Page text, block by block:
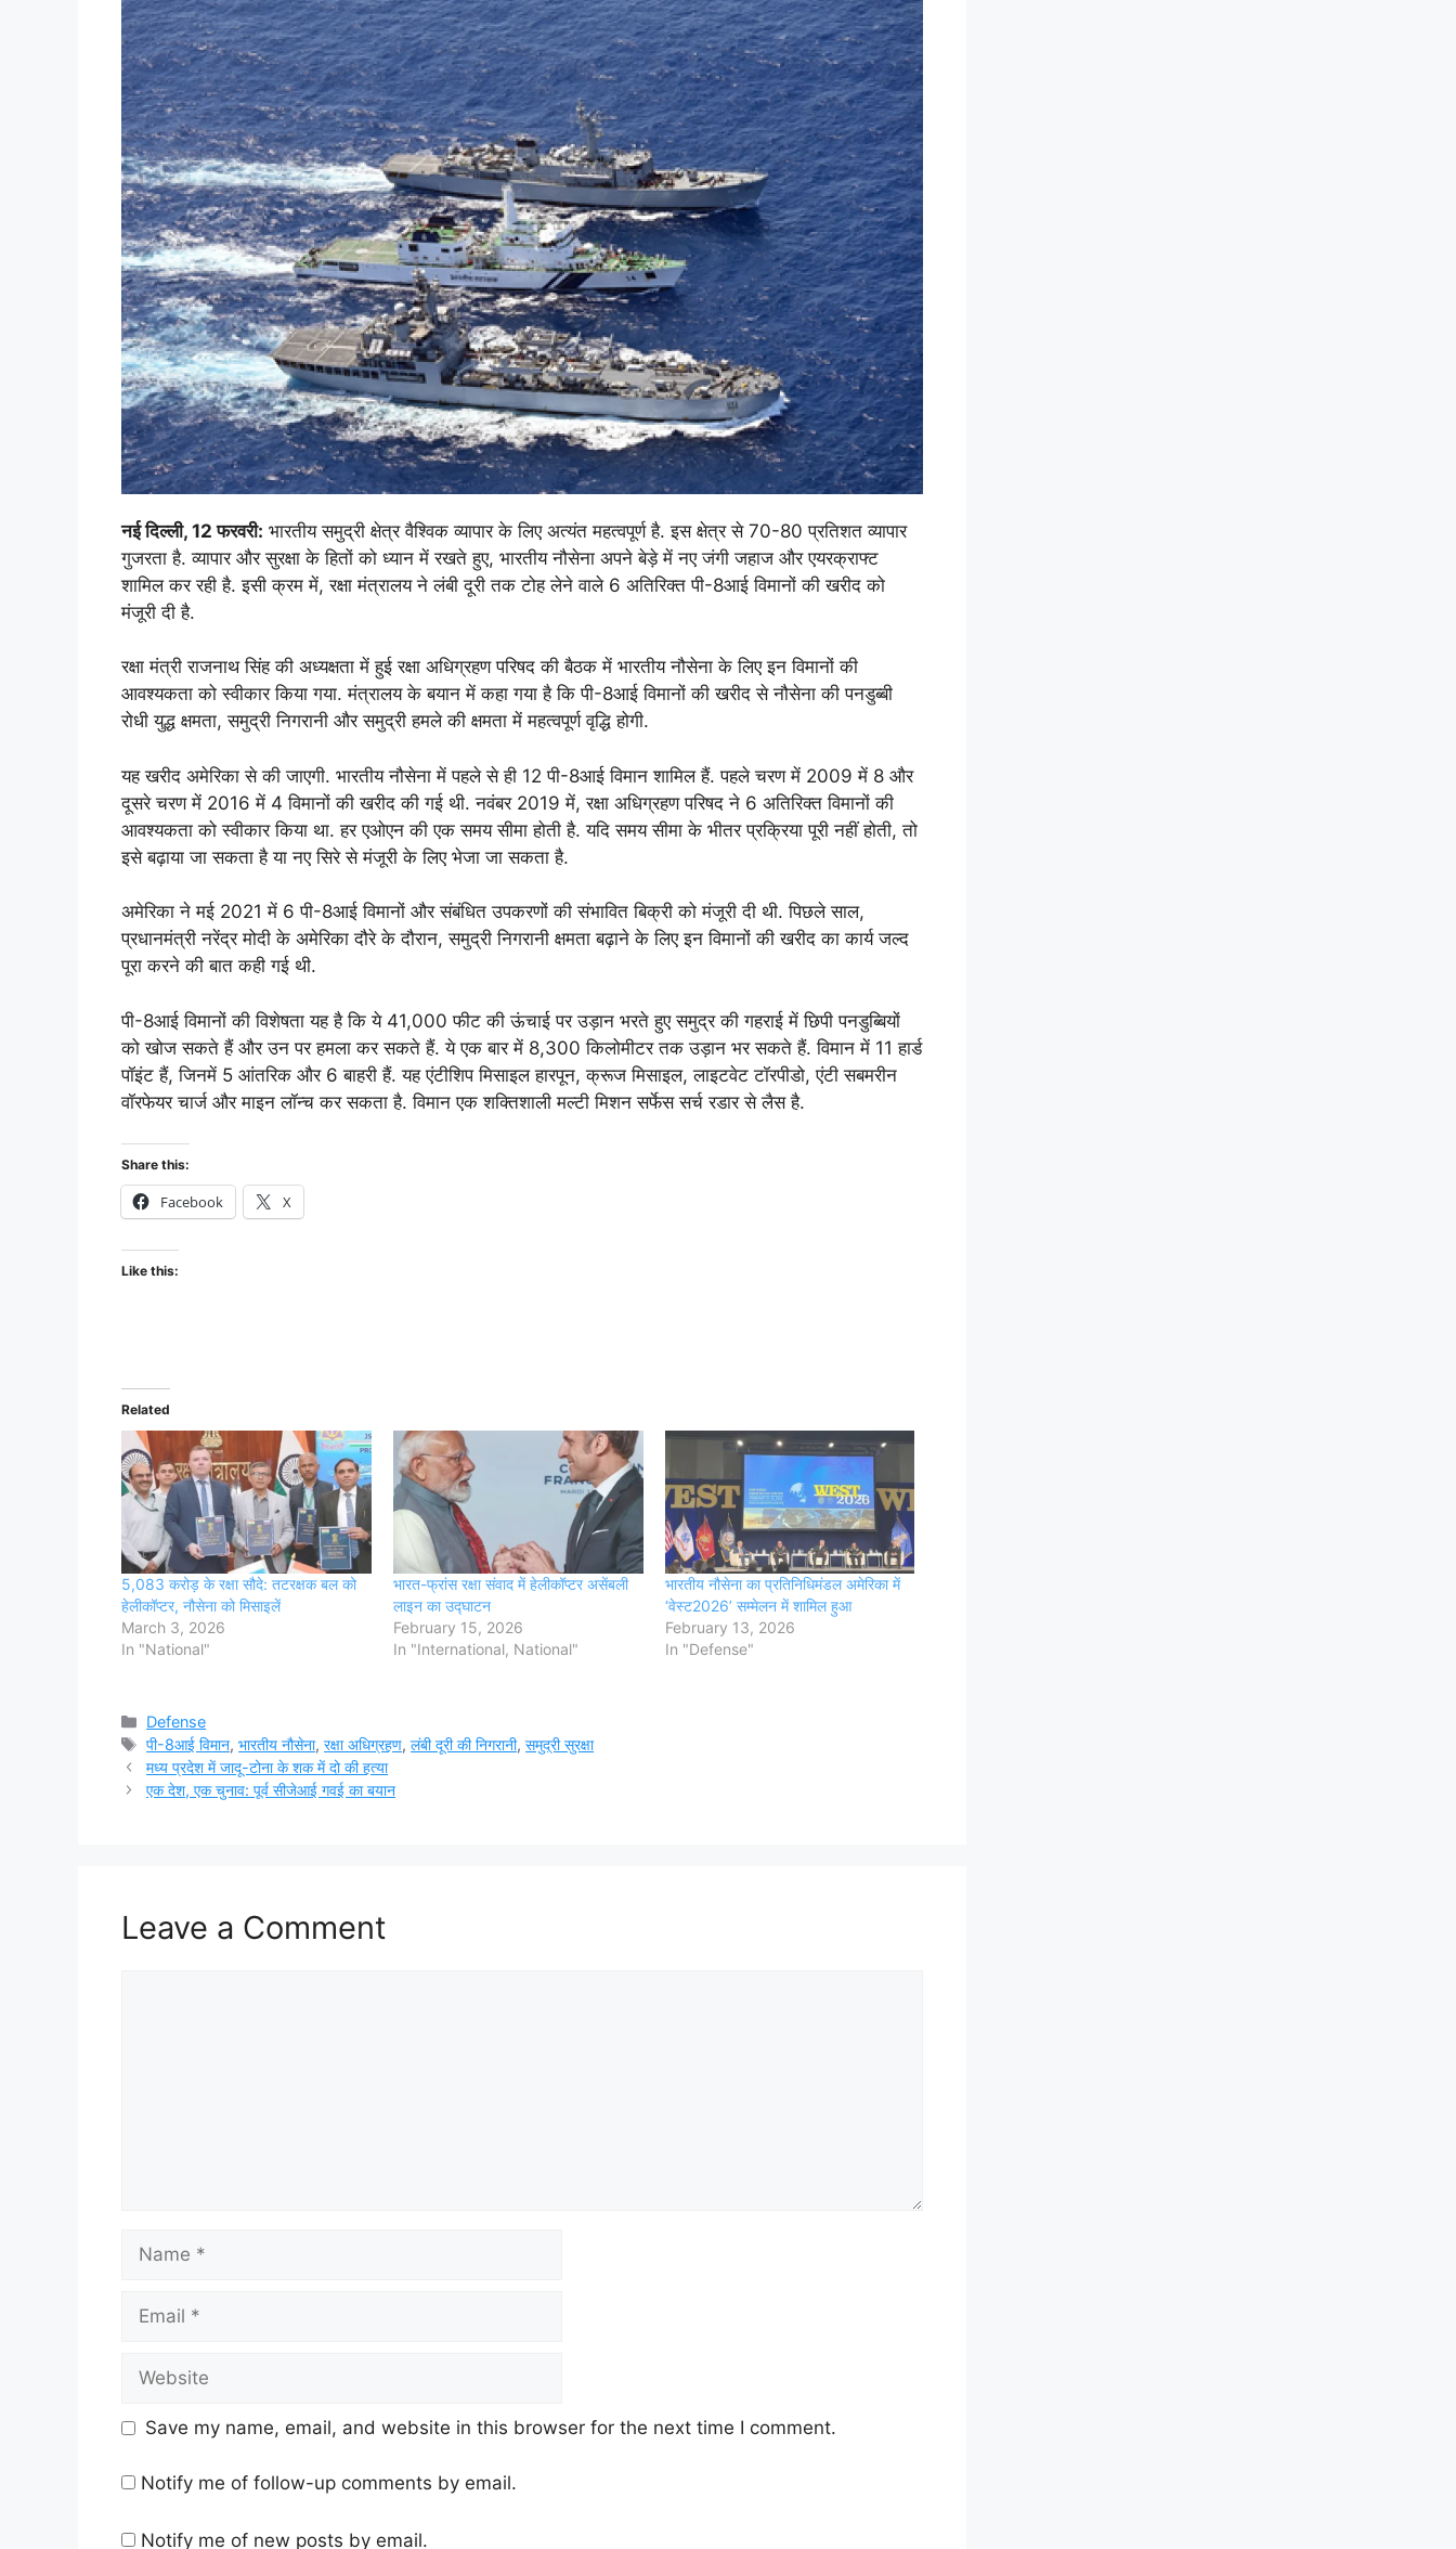
नई दिल्ली, 12 फरवरी: भारतीय समुद्री क्षेत्र वैश्विक व्यापार के लिए अत्यंत महत्वपूर्ण है. इस क्षेत्र से 70-80 प्रतिशत व्यापार
गुजरता है. व्यापार और सुरक्षा के हितों को ध्यान में रखते हुए, भारतीय नौसेना अपने बेड़े में नए जंगी जहाज और एयरक्राफ्ट
शामिल कर रही है. इसी क्रम में, रक्षा मंत्रालय ने लंबी दूरी तक टोह लेने वाले 6 अतिरिक्त पी-8आई विमानों की खरीद को
मंजूरी दी है.
रक्षा मंत्री राजनाथ सिंह की अध्यक्षता में हुई रक्षा अधिग्रहण परिषद की बैठक में भारतीय नौसेना के लिए इन विमानों की
आवश्यकता को स्वीकार किया गया. मंत्रालय के बयान में कहा गया है कि पी-8आई विमानों की खरीद से नौसेना की पनडुब्बी
रोधी युद्ध क्षमता, समुद्री निगरानी और समुद्री हमले की क्षमता में महत्वपूर्ण वृद्धि होगी.
यह खरीद अमेरिका से की जाएगी. भारतीय नौसेना में पहले से ही 12 पी-8आई विमान शामिल हैं. पहले चरण में 2009 में 8 और
दूसरे चरण में 2016 में 4 विमानों की खरीद की गई थी. नवंबर 2019 में, रक्षा अधिग्रहण परिषद ने 6 अतिरिक्त विमानों की
आवश्यकता को स्वीकार किया था. हर एओएन की एक समय सीमा होती है. यदि समय सीमा के भीतर प्रक्रिया पूरी नहीं होती, तो
इसे बढ़ाया जा सकता है या नए सिरे से मंजूरी के लिए भेजा जा सकता है.
अमेरिका ने मई 2021 में 6 पी-8आई विमानों और संबंधित उपकरणों की संभावित बिक्री को मंजूरी दी थी. पिछले साल,
प्रधानमंत्री नरेंद्र मोदी के अमेरिका दौरे के दौरान, समुद्री निगरानी क्षमता बढ़ाने के लिए इन विमानों की खरीद का कार्य जल्द
पूरा करने की बात कही गई थी.
पी-8आई विमानों की विशेषता यह है कि ये 41,000 फीट की ऊंचाई पर उड़ान भरते हुए समुद्र की गहराई में छिपी पनडुब्बियों
को खोज सकते हैं और उन पर हमला कर सकते हैं. ये एक बार में 8,300 किलोमीटर तक उड़ान भर सकते हैं. विमान में 11 हार्ड
पॉइंट हैं, जिनमें 5 आंतरिक और 6 बाहरी हैं. यह एंटीशिप मिसाइल हारपून, क्रूज मिसाइल, लाइटवेट टॉरपीडो, एंटी सबमरीन
वॉरफेयर चार्ज और माइन लॉन्च कर सकता है. विमान एक शक्तिशाली मल्टी मिशन सर्फेस सर्च रडार से लैस है.
Share this:
Facebook X
Like this:
Related
5,083 करोड़ के रक्षा सौदे: तटरक्षक बल को
हेलीकॉप्टर, नौसेना को मिसाइलें
March 3, 2026
In "National"
भारत-फ्रांस रक्षा संवाद में हेलीकॉप्टर असेंबली
लाइन का उद्घाटन
February 15, 2026
In "International, National"
भारतीय नौसेना का प्रतिनिधिमंडल अमेरिका में
‘वेस्ट2026’ सम्मेलन में शामिल हुआ
February 13, 2026
In "Defense"
Categories
Defense
Tags
पी-8आई विमान,भारतीय नौसेना,रक्षा अधिग्रहण,लंबी दूरी की निगरानी,समुद्री सुरक्षा
मध्य प्रदेश में जादू-टोना के शक में दो की हत्या
एक देश, एक चुनाव: पूर्व सीजेआई गवई का बयान
Leave a Comment
Name
Email
Website
Save my name, email, and website in this browser for the next time I comment.
Notify me of follow-up comments by email.
Notify me of new posts by email.